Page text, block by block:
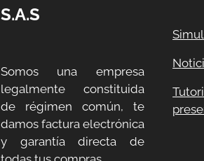
S.A.S
Somos una empresa
legalmente constituida
de régimen común, te
damos factura electrónica
y garantía directa de